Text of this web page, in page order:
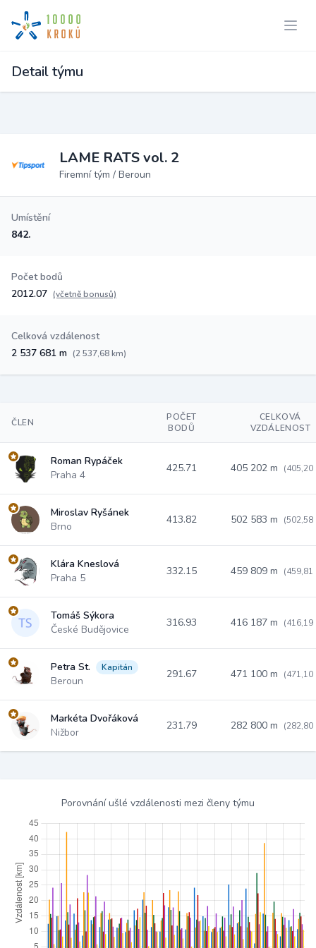
Detail týmu
LAME RATS vol. 2
Firemní tým / Beroun
Umístění
842.
Počet bodů
2012.07 (včetně bonusů)
Celková vzdálenost
2 537 681 m (2 537,68 km)
ČLEN
POČET
BODŮ
CELKOVÁ
VZDÁLENOST
Roman Rypáček
Praha 4
425.71 405 202 m (405,20
Miroslav Ryšánek
Brno
413.82 502 583 m (502,58
Klára Kneslová
Praha 5
332.15 459 809 m (459,81
Tomáš Sýkora
České Budějovice
316.93 416 187 m (416,19
Petra St. Kapitán
Beroun
291.67 471 100 m (471,10
Markéta Dvořáková
Nižbor
231.79 282 800 m (282,80
Porovnání ušlé vzdálenosti mezi členy týmu